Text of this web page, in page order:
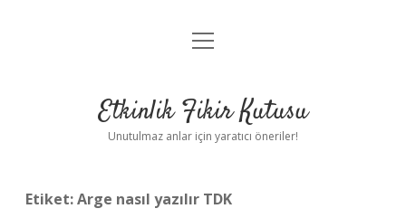
Anasayfa
Yasal Uyarı
menüyü
Etkinlik Fikir Kutusu
Unutulmaz anlar için yaratıcı öneriler!
Etiket:Arge nasıl yazılır TDK